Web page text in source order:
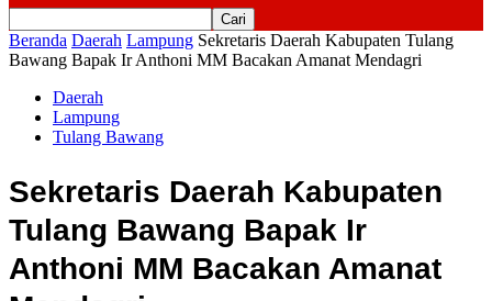
Beranda Daerah Lampung Sekretaris Daerah Kabupaten Tulang
Bawang Bapak Ir Anthoni MM Bacakan Amanat Mendagri
Daerah
Lampung
Tulang Bawang
Sekretaris Daerah Kabupaten
Tulang Bawang Bapak Ir
Anthoni MM Bacakan Amanat